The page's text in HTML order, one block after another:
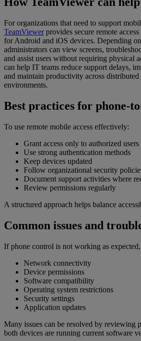
For organizations that need to support
TeamViewerprovides secure remote
for Android and iOS devices. Depending
administrators can view screens,
and assist users without requiring physical
can help IT teams reduce support delays,
and maintain productivity across
environments.
Best practices for phone-
To use remote mobile access effectively:
Grant access only to authorized users
Use strong authentication methods
Keep devices updated
Follow organizational security
Document support activities where
Review permissions regularly
A structured approach helps balance
Common issues and
If phone control is not working as
Network connectivity
Device permissions
Software compatibility
Operating system restrictions
Security settings
Application updates
Many issues can be resolved by reviewing
both devices are running current software